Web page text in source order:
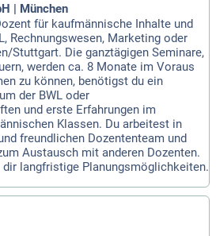
| München
für kaufmännische Inhalte und
Rechnungswesen, Marketing oder
Stuttgart. Die ganztägigen Seminare,
werden ca. 8 Monate im Voraus
zu können, benötigst du ein
der BWL oder
und erste Erfahrungen im
Klassen. Du arbeitest in
freundlichen Dozententeam und
Austausch mit anderen Dozenten.
dir langfristige Planungsmöglichkeiten.